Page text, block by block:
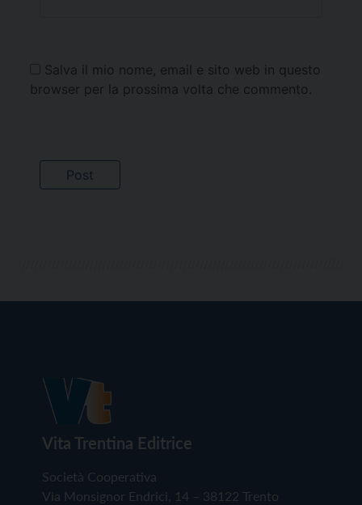
Salva il mio nome, email e sito web in questo
browser per la prossima volta che commento.
Vita Trentina Editrice
Società Cooperativa
Via Monsignor Endrici, 14 – 38122 Trento